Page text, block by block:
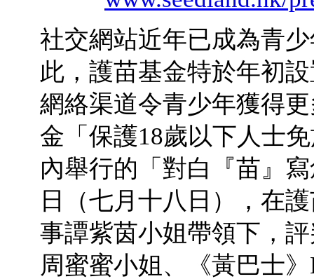
社交網站近年已成為青
此，護苗基金特於年初
網絡渠道令青少年獲得
金「保護18歲以下人士
內舉行的「對白『苗』
日（七月十八日），在
事譚紫茵小姐帶領下，
周蜜蜜小姐、《黃巴士